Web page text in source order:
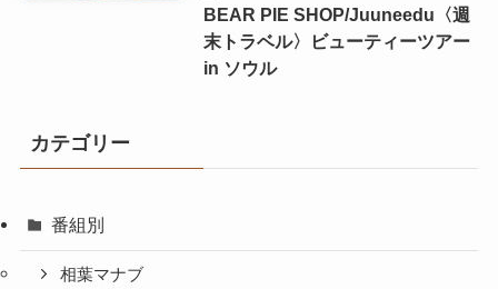
BEAR PIE SHOP/Juuneedu〈週
末トラベル〉ビューティーツアー
in ソウル
カテゴリー
番組別
相葉マナブ